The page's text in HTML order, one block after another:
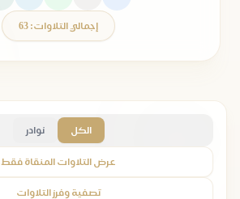
إجمالي التلاوات: 63
الكل نوادر
عرض التلاوات المنقاة فقط
تصفية وفرز التلاوات